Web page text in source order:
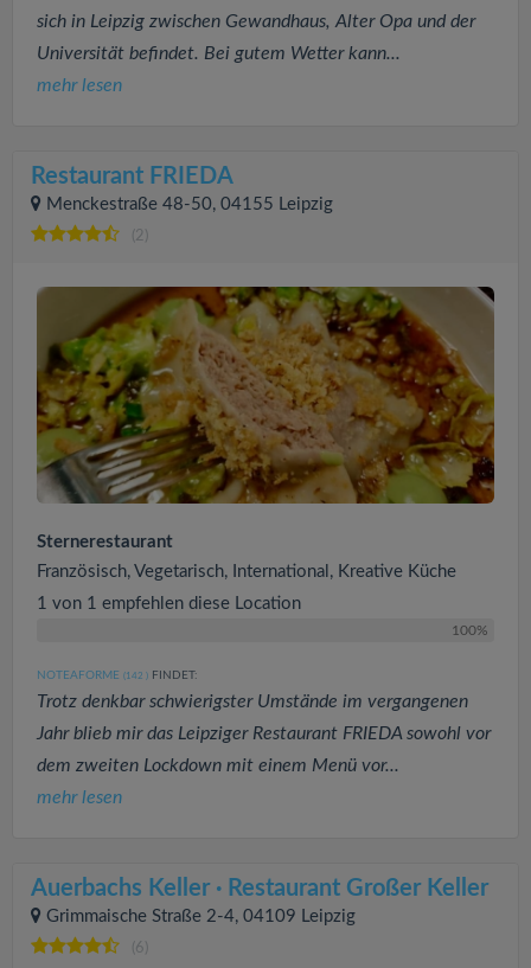
sich in Leipzig zwischen Gewandhaus, Alter Opa und der
Universität befindet. Bei gutem Wetter kann...
mehr lesen
Restaurant FRIEDA
Menckestraße 48-50, 04155 Leipzig
(2)
Sternerestaurant
Französisch, Vegetarisch, International, Kreative Küche
1 von 1 empfehlen diese Location
100%
NOTEAFORME (142 ) FINDET:
Trotz denkbar schwierigster Umstände im vergangenen
Jahr blieb mir das Leipziger Restaurant FRIEDA sowohl vor
dem zweiten Lockdown mit einem Menü vor...
mehr lesen
Auerbachs Keller · Restaurant Großer Keller
Grimmaische Straße 2-4, 04109 Leipzig
(6)